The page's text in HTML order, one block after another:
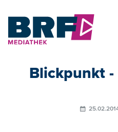
Blickpunkt